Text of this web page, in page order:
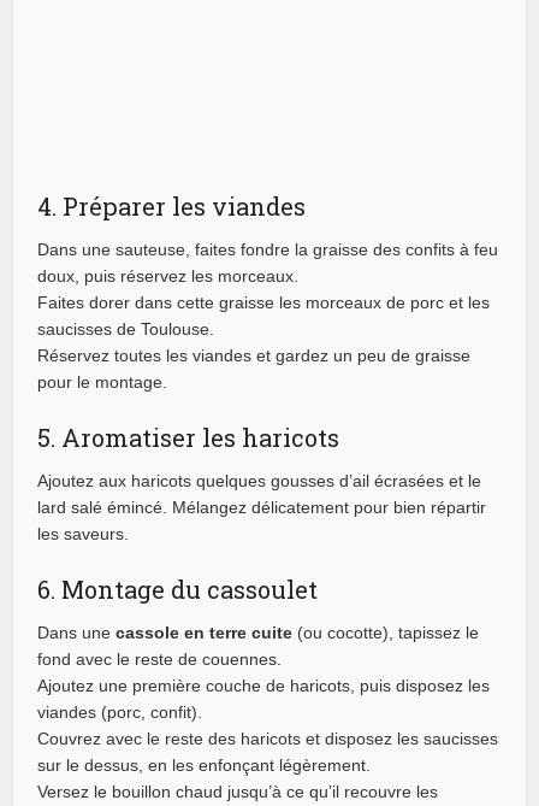
4. Préparer les viandes
Dans une sauteuse, faites fondre la graisse des confits à feu
doux, puis réservez les morceaux.
Faites dorer dans cette graisse les morceaux de porc et les
saucisses de Toulouse.
Réservez toutes les viandes et gardez un peu de graisse
pour le montage.
5. Aromatiser les haricots
Ajoutez aux haricots quelques gousses d’ail écrasées et le
lard salé émincé. Mélangez délicatement pour bien répartir
les saveurs.
6. Montage du cassoulet
Dans unecassole en terre cuite (ou cocotte), tapissez le
fond avec le reste de couennes.
Ajoutez une première couche de haricots, puis disposez les
viandes (porc, confit).
Couvrez avec le reste des haricots et disposez les saucisses
sur le dessus, en les enfonçant légèrement.
Versez le bouillon chaud jusqu’à ce qu’il recouvre les